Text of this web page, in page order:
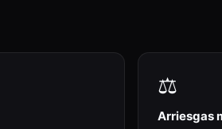
⚖️
Arriesgas